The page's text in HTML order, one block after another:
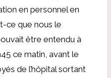
en personnel en
ce que nous le
être entendu à
ce matin, avant le
de l’hôpital sortant